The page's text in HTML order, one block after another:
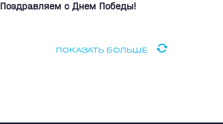
Поздравляем с Днем Победы!
ПОКАЗАТЬ БОЛЬШЕ